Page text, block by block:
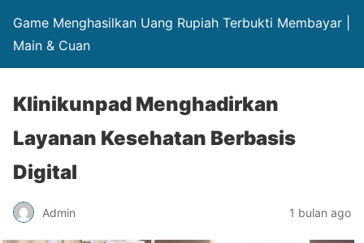
Game Menghasilkan Uang Rupiah Terbukti Membayar |
Main & Cuan
Klinikunpad Menghadirkan
Layanan Kesehatan Berbasis
Digital
Admin 1 bulan ago